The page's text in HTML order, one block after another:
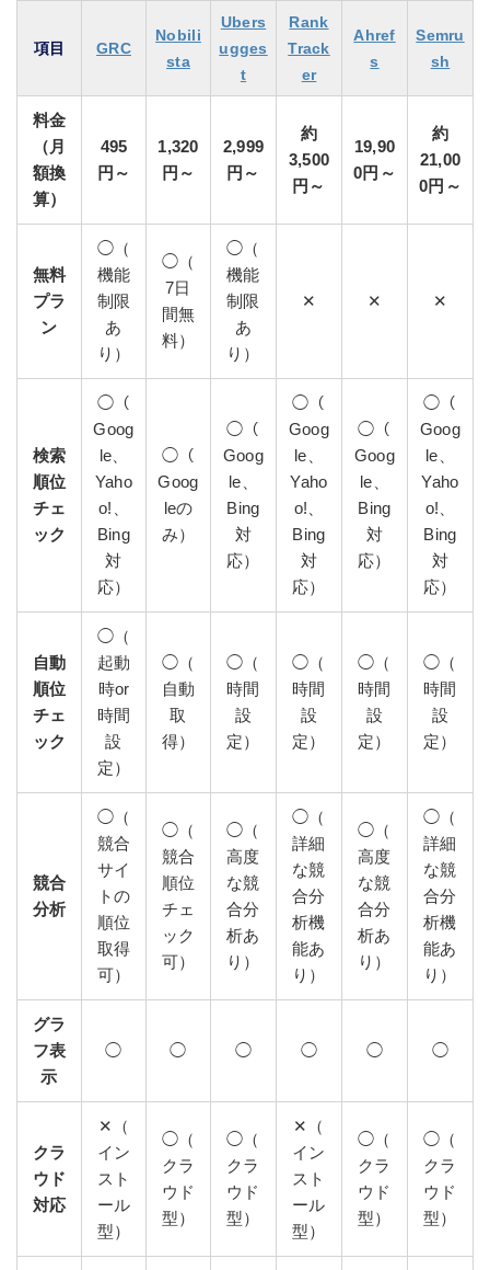
項目 GRC
Nobili
sta
Ubers
ugges
t
Rank
Track
er
Ahref
s
Semru
sh
料金
（月
額換
算）
495
円～
1,320
円～
2,999
円～
約
3,500
円～
19,90
0円～
約
21,00
0円～
無料
プラ
ン
◯（
機能
制限
あ
り）
◯（
7日
間無
料）
◯（
機能
制限
あ
り）
✕ ✕ ✕
検索
順位
チェ
ック
◯（
Goog
le、
Yaho
o!、
Bing
対
応）
◯（
Goog
leの
み）
◯（
Goog
le、
Bing
対
応）
◯（
Goog
le、
Yaho
o!、
Bing
対
応）
◯（
Goog
le、
Bing
対
応）
◯（
Goog
le、
Yaho
o!、
Bing
対
応）
自動
順位
チェ
ック
◯（
起動
時or
時間
設
定）
◯（
自動
取
得）
◯（
時間
設
定）
◯（
時間
設
定）
◯（
時間
設
定）
◯（
時間
設
定）
競合
分析
◯（
競合
サイ
トの
順位
取得
可）
◯（
競合
順位
チェ
ック
可）
◯（
高度
な競
合分
析あ
り）
◯（
詳細
な競
合分
析機
能あ
り）
◯（
高度
な競
合分
析あ
り）
◯（
詳細
な競
合分
析機
能あ
り）
グラ
フ表
示
◯ ◯ ◯ ◯ ◯ ◯
クラ
ウド
対応
✕（
イン
スト
ール
型）
◯（
クラ
ウド
型）
◯（
クラ
ウド
型）
✕（
イン
スト
ール
型）
◯（
クラ
ウド
型）
◯（
クラ
ウド
型）